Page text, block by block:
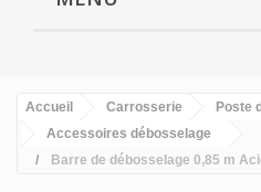
Accueil Carrosserie
Poste
Accessoires débosselage
Barre de débosselage 0,85 m